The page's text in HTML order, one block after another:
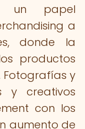
un papel
a
donde la
productos
Fotografías y
y creativos
con los
aumento de